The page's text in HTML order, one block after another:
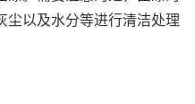
尘以及水分等进行清洁处理